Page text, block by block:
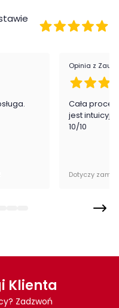
przeznaczona jest do
Opinia z
Cała
jest
10/10
Dotyczy
Klienta
Zadzwoń